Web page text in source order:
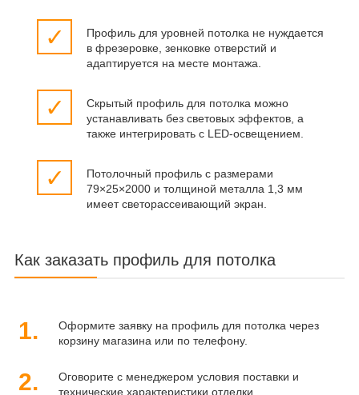
✓
Профиль для уровней потолка не нуждается
в фрезеровке, зенковке отверстий и
адаптируется на месте монтажа.
✓
Скрытый профиль для потолка можно
устанавливать без световых эффектов, а
также интегрировать с LED-освещением.
✓
Потолочный профиль с размерами
79×25×2000 и толщиной металла 1,3 мм
имеет светорассеивающий экран.
Как заказать профиль для потолка
1.
Оформите заявку на профиль для потолка через
корзину магазина или по телефону.
2.
Оговорите с менеджером условия поставки и
технические характеристики отделки.